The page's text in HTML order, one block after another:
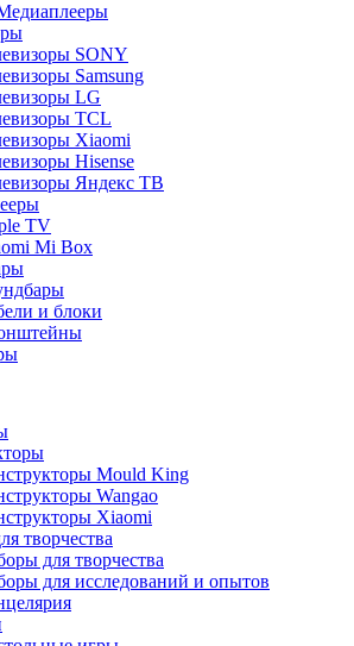
SONY
Samsung
LG
TCL
Xiaomi
Hisense
Яндекс ТВ
TV
Mi Box
и блоки
Mould King
Wangao
Xiaomi
творчества
для творчества
для исследований и опытов